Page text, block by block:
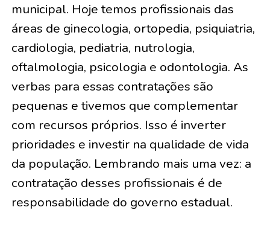
municipal. Hoje temos profissionais das
áreas de ginecologia, ortopedia, psiquiatria,
cardiologia, pediatria, nutrologia,
oftalmologia, psicologia e odontologia. As
verbas para essas contratações são
pequenas e tivemos que complementar
com recursos próprios. Isso é inverter
prioridades e investir na qualidade de vida
da população. Lembrando mais uma vez: a
contratação desses profissionais é de
responsabilidade do governo estadual.